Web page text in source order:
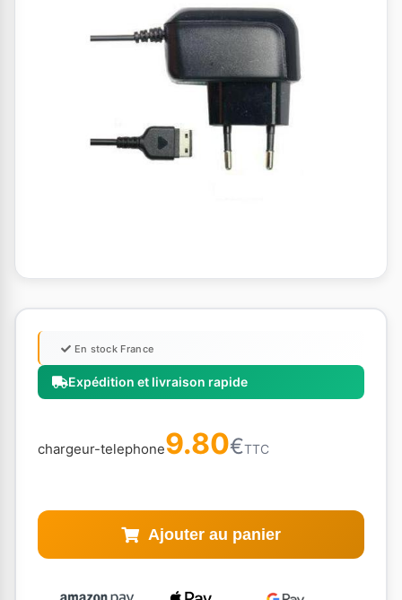
Expédition et livraison rapide
En stock France
chargeur-telephone9.80€TTC
Ajouter au panier